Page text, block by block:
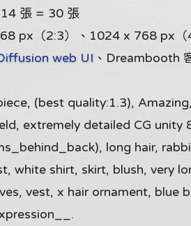
張 = 30 張
px（2:3）、1024 x 768 px（
web UI 、Dreambooth
(best quality:1.3),
extremely detailed CG unity
long hair,
white shirt, skirt, blush, very
vest, x hair ornament, blue